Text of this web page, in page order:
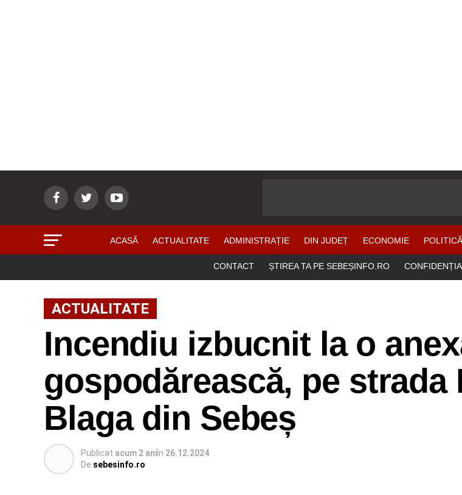
ACASĂ ACTUALITATE ADMINISTRAȚIE DIN JUDEȚ ECONOMIE POLITICĂ
CONTACT ȘTIREA TA PE SEBEȘINFO.RO
ACTUALITATE
Incendiu izbucnit la o
gospodărească, pe strada
Blaga din Sebeș
Publicat acum 2 aniîn 26.12.2024
De sebesinfo.ro